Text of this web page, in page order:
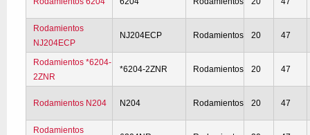
Rodamientos
NJ204ECP
NJ204ECP Rodamientos 20 47
Rodamientos *6204-
2ZNR
*6204-2ZNR Rodamientos 20 47
Rodamientos N204 N204 Rodamientos 20 47
Rodamientos